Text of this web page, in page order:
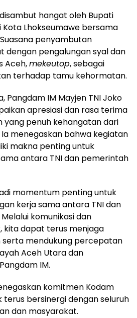
hangat oleh Bupati
Lhokseumawe bersama
penyambutan
dengan pengalungan syal dan
Aceh,mekeutop, sebagai
terhadap tamu kehormatan.
Pangdam IM Mayjen TNI Joko
apresiasi dan rasa terima
yang penuh kehangatan dari
menegaskan bahwa kegiatan
makna penting untuk
antara TNI dan pemerintah
momentum penting untuk
kerja sama antara TNI dan
komunikasi dan
kita dapat terus menjaga
mendukung percepatan
Aceh Utara dan
IM.
komitmen Kodam
terus bersinergi dengan seluruh
dan masyarakat.